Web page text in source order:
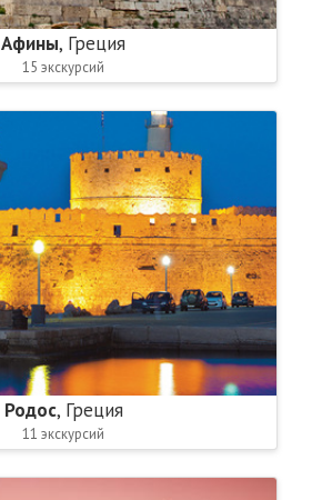
Афины, Греция
15 экскурсий
Родос, Греция
11 экскурсий